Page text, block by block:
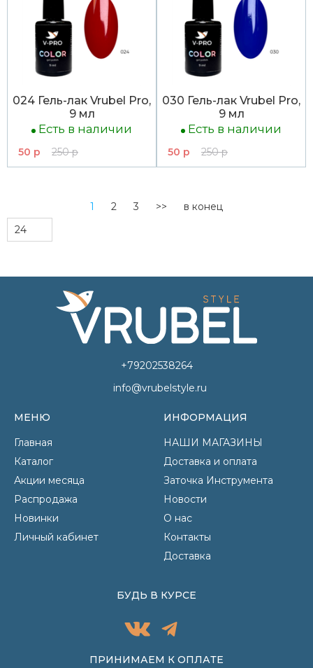
024 Гель-лак Vrubel Pro,
9 мл
Есть в наличии
50 р 250 р
030 Гель-лак Vrubel Pro,
9 мл
Есть в наличии
50 р 250 р
1 2 3 >> в конец
+79202538264
info@vrubelstyle.ru
МЕНЮ
Главная
Каталог
Акции месяца
Распродажа
Новинки
Личный кабинет
ИНФОРМАЦИЯ
НАШИ МАГАЗИНЫ
Доставка и оплата
Заточка Инструмента
Новости
О нас
Контакты
Доставка
ПРИНИМАЕМ К ОПЛАТЕ
БУДЬ В КУРСЕ